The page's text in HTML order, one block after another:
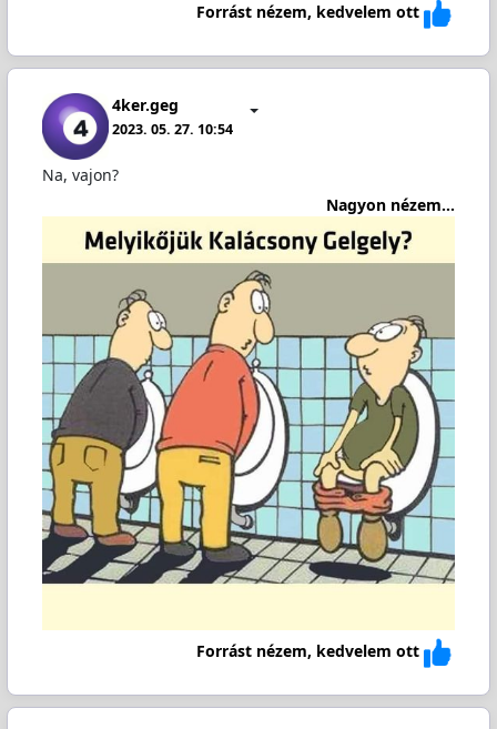
Forrást nézem, kedvelem ott
4ker.geg
2023. 05. 27. 10:54
Na, vajon?
Nagyon nézem...
Forrást nézem, kedvelem ott